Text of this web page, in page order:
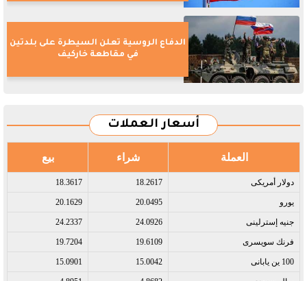
الدفاع الروسية تعلن السيطرة على بلدتين
في مقاطعة خاركيف
أسعار العملات
العملة شراء بيع
دولار أمريكى​ 18.2617
18.3617
يورو​ 20.0495
20.1629
جنيه إسترلينى​ 24.0926
24.2337
فرنك سويسرى​ 19.6109
19.7204
100 ين يابانى​ 15.0042
15.0901